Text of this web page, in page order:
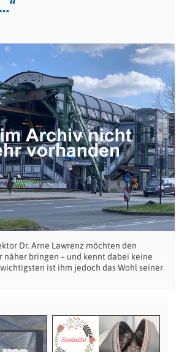
Dr. Arne Lawrenz möchten den
näher bringen – und kennt dabei keine
ist ihm jedoch das Wohl seiner